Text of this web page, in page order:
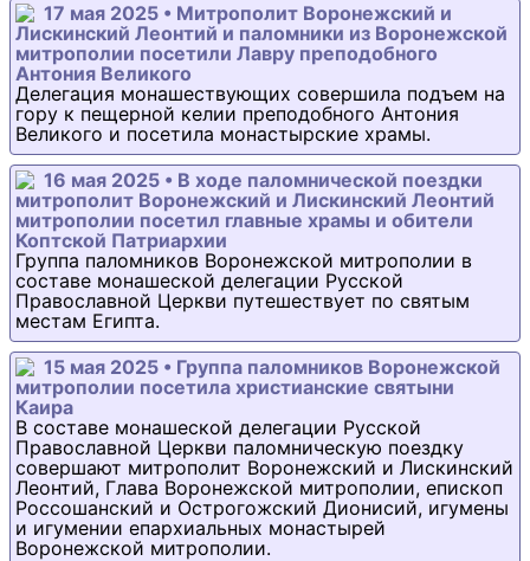
17 мая 2025 • Митрополит Воронежский и
Лискинский Леонтий и паломники из Воронежской
митрополии посетили Лавру преподобного
Антония Великого
Делегация монашествующих совершила подъем на
гору к пещерной келии преподобного Антония
Великого и посетила монастырские храмы.
16 мая 2025 • В ходе паломнической поездки
митрополит Воронежский и Лискинский Леонтий
митрополии посетил главные храмы и обители
Коптской Патриархии
Группа паломников Воронежской митрополии в
составе монашеской делегации Русской
Православной Церкви путешествует по святым
местам Египта.
15 мая 2025 • Группа паломников Воронежской
митрополии посетила христианские святыни
Каира
В составе монашеской делегации Русской
Православной Церкви паломническую поездку
совершают митрополит Воронежский и Лискинский
Леонтий, Глава Воронежской митрополии, епископ
Россошанский и Острогожский Дионисий, игумены
и игумении епархиальных монастырей
Воронежской митрополии.